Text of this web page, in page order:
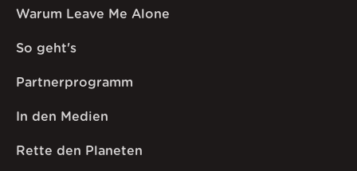
Warum Leave Me Alone
So geht's
Partnerprogramm
In den Medien
Rette den Planeten